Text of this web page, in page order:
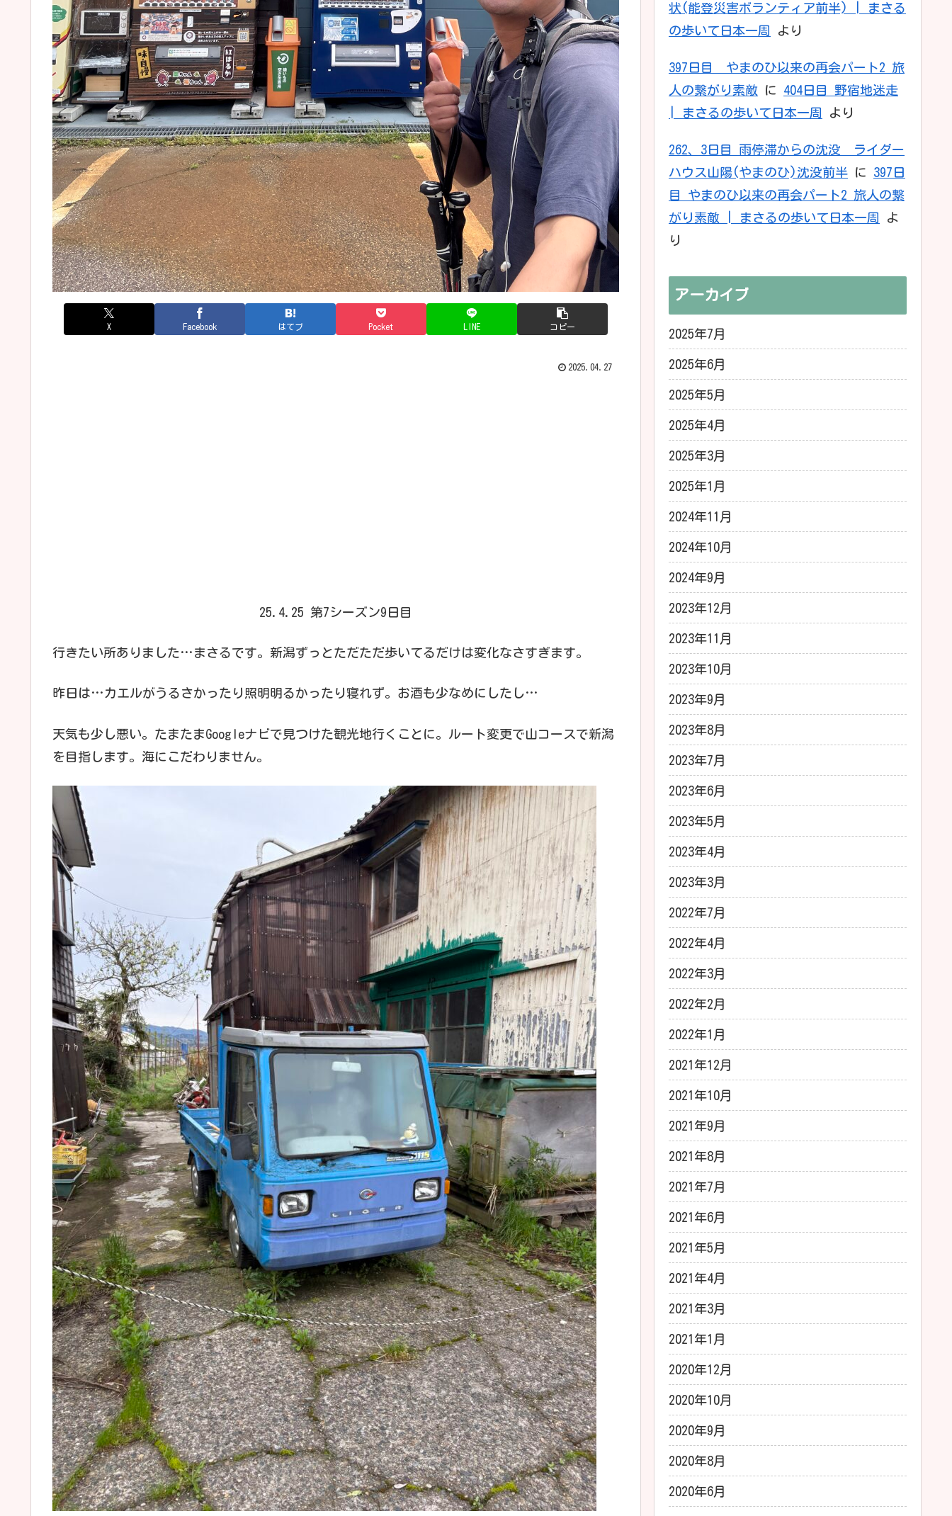
X Facebook はてブ Pocket LINE コピー
2025.04.27
25.4.25 第7シーズン9日目
行きたい所ありました…まさるです。新潟ずっとただただ歩いてるだけは変化なさすぎます。
昨日は…カエルがうるさかったり照明明るかったり寝れず。お酒も少なめにしたし…
天気も少し悪い。たまたまGoogleナビで見つけた観光地行くことに。ルート変更で山コースで新潟
を目指します。海にこだわりません。
状(能登災害ボランティア前半) | まさる
の歩いて日本一周
より
397日目 やまのひ以来の再会パート2 旅
人の繋がり素敵 に 404日目 野宿地迷走
| まさるの歩いて日本一周
より
262、3日目 雨停滞からの沈没 ライダー
ハウス山陽(やまのひ)沈没前半 に 397日
目 やまのひ以来の再会パート2 旅人の繋
がり素敵 | まさるの歩いて日本一周
よ
り
アーカイブ
2025年7月
2025年6月
2025年5月
2025年4月
2025年3月
2025年1月
2024年11月
2024年10月
2024年9月
2023年12月
2023年11月
2023年10月
2023年9月
2023年8月
2023年7月
2023年6月
2023年5月
2023年4月
2023年3月
2022年7月
2022年4月
2022年3月
2022年2月
2022年1月
2021年12月
2021年10月
2021年9月
2021年8月
2021年7月
2021年6月
2021年5月
2021年4月
2021年3月
2021年1月
2020年12月
2020年10月
2020年9月
2020年8月
2020年6月